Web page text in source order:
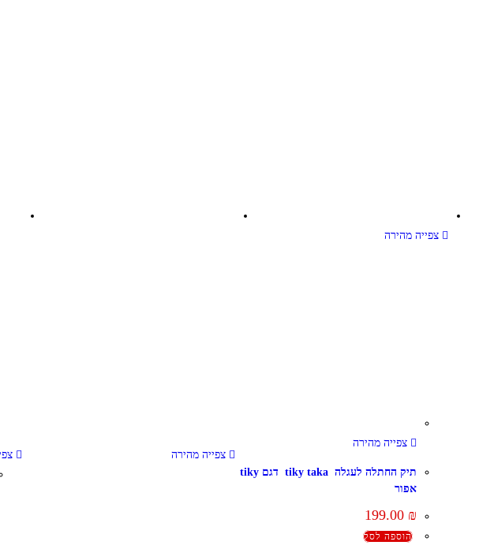
צפייה מהירה
צפייה מהירה
תיק החתלה לעגלה tiky taka דגם tiky
אפור
199.00 ₪
הוספה לסל
צפייה מהירה